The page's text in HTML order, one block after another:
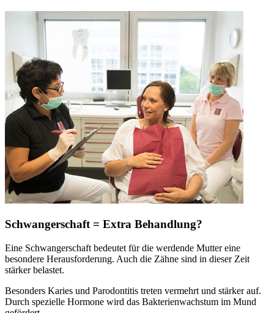
Schwangerschaft = Extra Behandlung?
Eine Schwangerschaft bedeutet für die werdende Mutter eine
besondere Herausforderung. Auch die Zähne sind in dieser Zeit
stärker belastet.
Besonders Karies und Parodontitis treten vermehrt und stärker auf.
Durch spezielle Hormone wird das Bakterienwachstum im Mund